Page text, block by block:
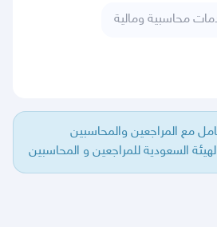
محاسبية ومالية
مع المراجعين والمحاسبين
السعودية للمراجعين و المحاسبين